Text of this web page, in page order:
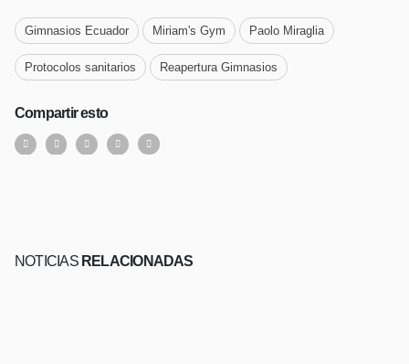
Gimnasios Ecuador Miriam's Gym Paolo Miraglia
Protocolos sanitarios Reapertura Gimnasios
Compartir esto
NOTICIAS RELACIONADAS